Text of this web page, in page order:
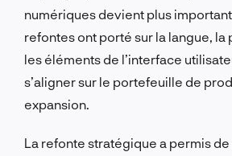
numériques devient plus
refontes ont porté sur la langue, la
les éléments de l’interface
s’aligner sur le portefeuille de
expansion.
La refonte stratégique a permis de